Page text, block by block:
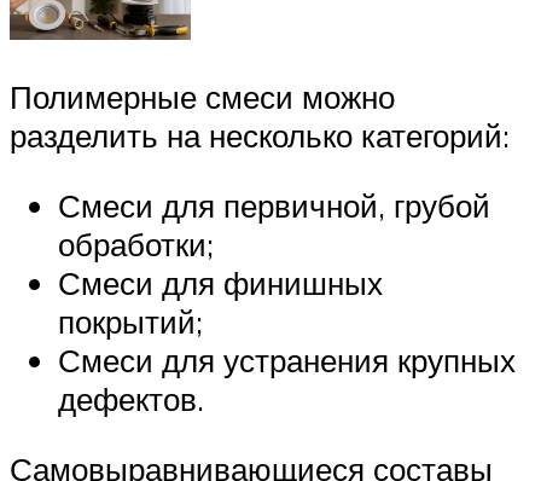
Полимерные смеси можно
разделить на несколько категорий:
Смеси для первичной, грубой
обработки;
Смеси для финишных
покрытий;
Смеси для устранения крупных
дефектов.
Самовыравнивающиеся составы